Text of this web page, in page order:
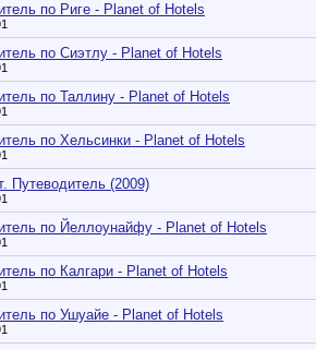
по Риге - Planet of Hotels
по Сиэтлу - Planet of Hotels
по Таллину - Planet of Hotels
по Хельсинки - Planet of Hotels
Путеводитель (2009)
по Йеллоунайфу - Planet of Hotels
по Калгари - Planet of Hotels
по Ушуайе - Planet of Hotels